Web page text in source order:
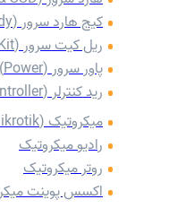
کیج هارد سرور (Caddy)
‌ریل کیت سرور (Rail-Kit)
پاور سرور (Power)
رید کنترلر (Raid-Controller)
میکروتیک (Mikrotik)
رادیو میکروتیک
روتر میکروتیک
اکسس پوینت